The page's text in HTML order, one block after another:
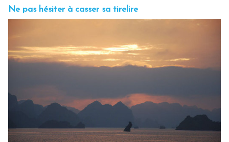
Ne pas hésiter à casser sa tirelire